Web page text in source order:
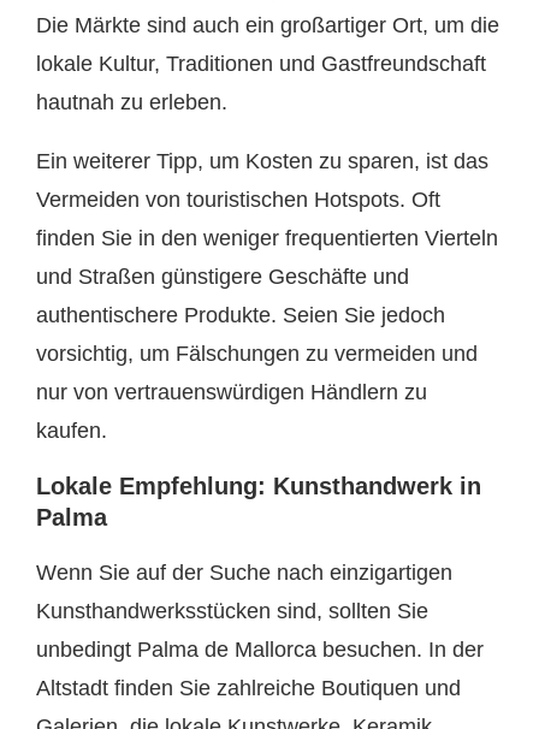
Die Märkte sind auch ein großartiger Ort, um die
lokale Kultur, Traditionen und Gastfreundschaft
hautnah zu erleben.
Ein weiterer Tipp, um Kosten zu sparen, ist das
Vermeiden von touristischen Hotspots. Oft
finden Sie in den weniger frequentierten Vierteln
und Straßen günstigere Geschäfte und
authentischere Produkte. Seien Sie jedoch
vorsichtig, um Fälschungen zu vermeiden und
nur von vertrauenswürdigen Händlern zu
kaufen.
Lokale Empfehlung: Kunsthandwerk in
Palma
Wenn Sie auf der Suche nach einzigartigen
Kunsthandwerksstücken sind, sollten Sie
unbedingt Palma de Mallorca besuchen. In der
Altstadt finden Sie zahlreiche Boutiquen und